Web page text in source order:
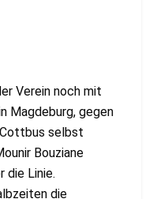
Verein noch mit
Magdeburg, gegen
Cottbus selbst
Bouziane
die Linie.
die